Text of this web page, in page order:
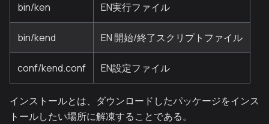
bin/ken EN実行ファイル
bin/kend EN 開始/終了スクリプトファイル
conf/kend.conf EN設定ファイル
インストールとは、ダウンロードしたパッケージをインス
トールしたい場所に解凍することである。